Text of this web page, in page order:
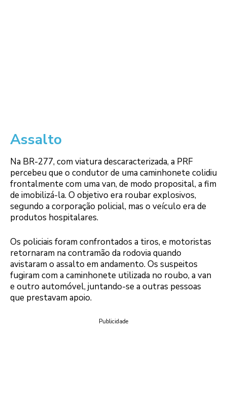
Assalto
Na BR-277, com viatura descaracterizada, a PRF
percebeu que o condutor de uma caminhonete colidiu
frontalmente com uma van, de modo proposital, a fim
de imobilizá-la. O objetivo era roubar explosivos,
segundo a corporação policial, mas o veículo era de
produtos hospitalares.
Os policiais foram confrontados a tiros, e motoristas
retornaram na contramão da rodovia quando
avistaram o assalto em andamento. Os suspeitos
fugiram com a caminhonete utilizada no roubo, a van
e outro automóvel, juntando-se a outras pessoas
que prestavam apoio.
Publicidade